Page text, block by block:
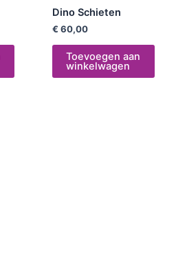
Dino Schieten
€ 60,00
Toevoegen aan
winkelwagen